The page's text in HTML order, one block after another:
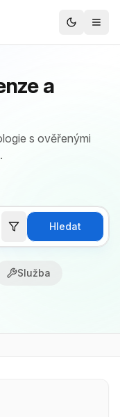
a
s ověřenými
Hledat
Služba